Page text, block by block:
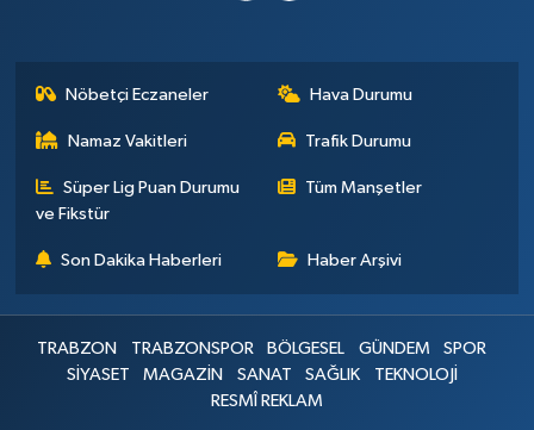
Nöbetçi Eczaneler Hava Durumu
Namaz Vakitleri Trafik Durumu
Süper Lig Puan Durumu
ve Fikstür
Tüm Manşetler
Son Dakika Haberleri Haber Arşivi
TRABZON TRABZONSPOR BÖLGESEL GÜNDEM
SPOR
SİYASET
MAGAZİN SANAT SAĞLIK
TEKNOLOJİ
RESMÎ REKLAM